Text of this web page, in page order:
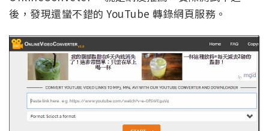
後，發現還蠻不錯的 YouTube 轉錄網頁服務。